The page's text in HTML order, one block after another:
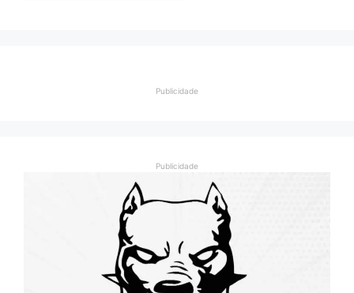
Publicidade
Publicidade